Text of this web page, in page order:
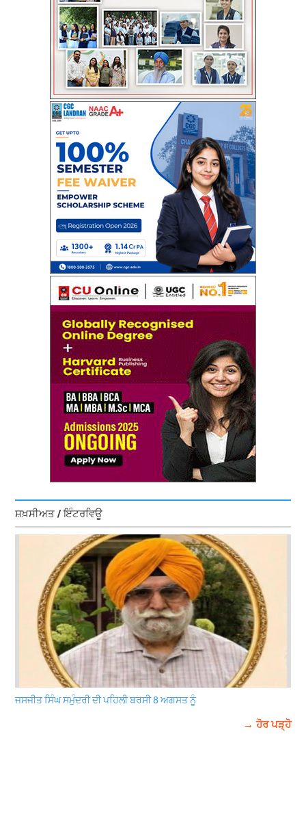
ਸ਼ਖ਼ਸੀਅਤ / ਇੰਟਰਵਿਊ
ਜਸਜੀਤ ਸਿੰਘ ਸਮੁੰਦਰੀ ਦੀ ਪਹਿਲੀ ਬਰਸੀ 8 ਅਗਸਤ ਨੂੰ
→ ਹੋਰ ਪੜ੍ਹੋ